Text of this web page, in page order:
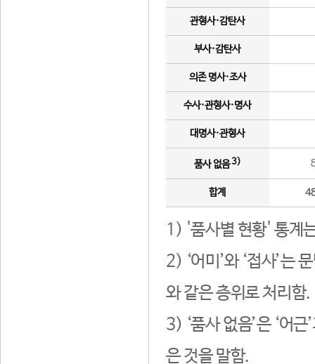
관형사·감탄사
부사·감탄사
의존 명사·조사
수사·관형사·명사
대명사·관형사
품사 없음3)
합계
1) '품사별 현황' 통계
2) ‘어미’와 ‘접사’는
와 같은 층위로 처리함.
3) ‘품사 없음’은 ‘어
은 것을 말함.